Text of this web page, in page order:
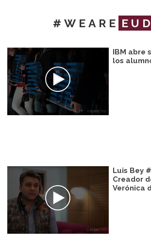
#WEARE
IBM abre
los
Luis Bey
Creador
Verónica